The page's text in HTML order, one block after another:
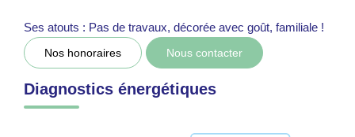
Ses atouts : Pas de travaux, décorée avec goût, familiale !
Nos honoraires Nous contacter
Diagnostics énergétiques